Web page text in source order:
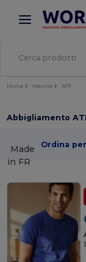
× App
Prezzi
Home Marche ATF
Abbigliamento
Ordina per
Made
in FR